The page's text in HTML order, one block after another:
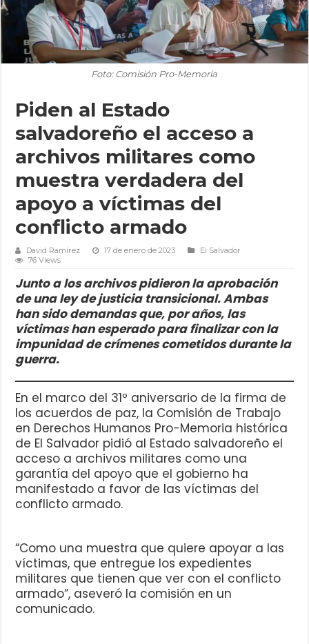
Foto: Comisión Pro-Memoria
Piden al Estado
salvadoreño el acceso a
archivos militares como
muestra verdadera del
apoyo a víctimas del
conflicto armado
David Ramírez 17 de enero de 2023
El Salvador
76 Views
Junto a los archivos pidieron la aprobación
de una ley de justicia transicional. Ambas
han sido demandas que, por años, las
víctimas han esperado para finalizar con la
impunidad de crímenes cometidos durante la
guerra.
En el marco del 31º aniversario de la firma de
los acuerdos de paz, la Comisión de Trabajo
en Derechos Humanos Pro-Memoria histórica
de El Salvador pidió al Estado salvadoreño el
acceso a archivos militares como una
garantía del apoyo que el gobierno ha
manifestado a favor de las víctimas del
conflicto armado.
“Como una muestra que quiere apoyar a las
víctimas, que entregue los expedientes
militares que tienen que ver con el conflicto
armado”, aseveró la comisión en un
comunicado.